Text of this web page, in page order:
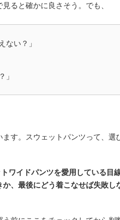
ると確かに良さそう。でも、
ない？」
」
す。スウェットパンツって、選
ワイドパンツを愛用している目
、最後にどう着こなせば失敗し